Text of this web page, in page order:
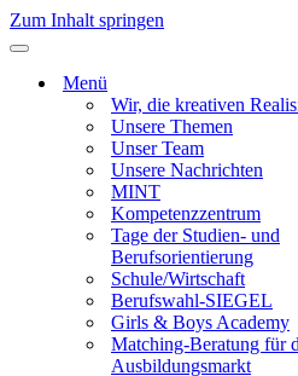
Zum Inhalt springen
Navigationsmenü
Menü
Wir, die kreativen
Unsere Themen
Unser Team
Unsere Nachrichten
MINT
Kompetenzzentrum
Tage der Studien- und
Berufsorientierung
Schule/Wirtschaft
Berufswahl-SIEGEL
Girls & Boys Academy
Matching-Beratung für
Ausbildungsmarkt